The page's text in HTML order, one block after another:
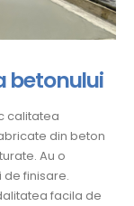
betonului
calitatea
din beton
Au o
finisare.
facila de